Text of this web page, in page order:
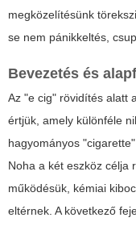
megközelítésünk
se nem pánikkeltés,
Bevezetés és
Az "e cig" rövidítés alatt
értjük, amely különféle
hagyományos
Noha a két eszköz
működésük, kémiai
eltérnek. A következő